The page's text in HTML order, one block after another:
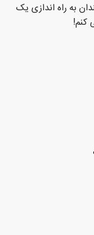
به راه اندازی یک
کنم!